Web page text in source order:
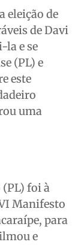
eleição de
de Davi
la e se
(PL) e
este
uma
(PL) foi à
Manifesto
para
e